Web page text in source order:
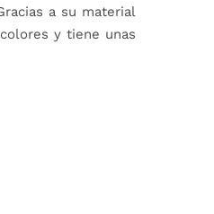
a su material
y tiene unas